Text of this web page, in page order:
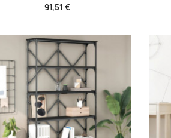
91,51 €